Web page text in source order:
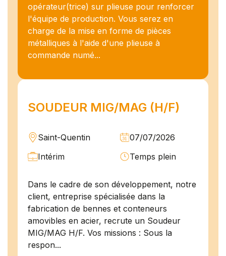
opérateur(trice) sur plieuse pour renforcer
l'équipe de production. Vous serez en
charge de la mise en forme de pièces
métalliques à l'aide d'une plieuse à
commande numé...
SOUDEUR MIG/MAG (H/F)
Saint-Quentin
07/07/2026
Intérim
Temps plein
Dans le cadre de son développement, notre
client, entreprise spécialisée dans la
fabrication de bennes et conteneurs
amovibles en acier, recrute un Soudeur
MIG/MAG H/F. Vos missions : Sous la
respon...